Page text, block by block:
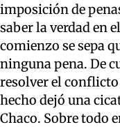
imposición de
saber la verdad en
comienzo se sepa
ninguna pena. De
resolver el conflicto
hecho dejó una
Chaco. Sobre todo